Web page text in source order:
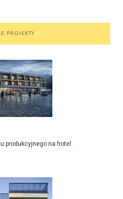
PROJEKTY
produkcyjnego na hotel.